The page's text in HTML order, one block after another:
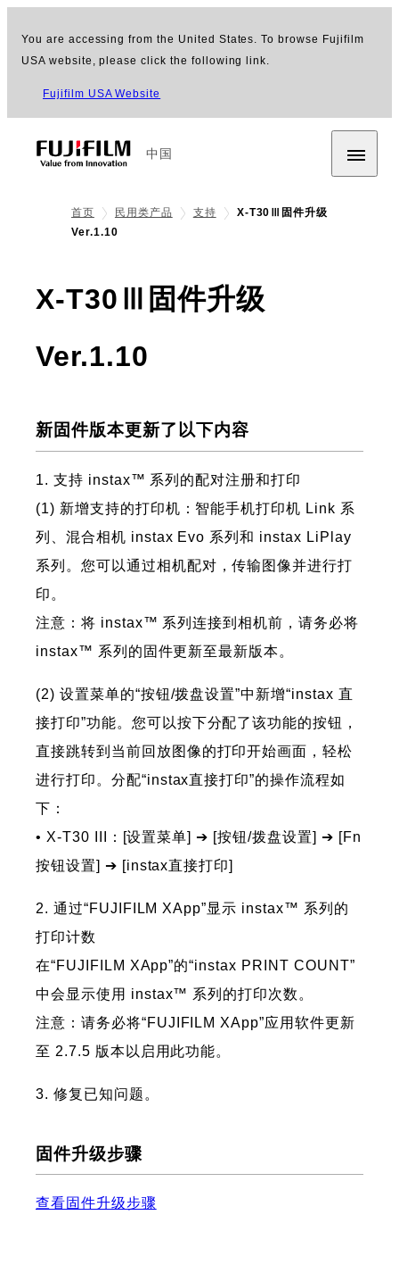
You are accessing from the United States. To browse Fujifilm
USA website, please click the following link.
Fujifilm USA Website
中国
首页 民用类产品 支持
X-T30Ⅲ固件升级
Ver.1.10
X-T30Ⅲ固件升级
Ver.1.10
新固件版本更新了以下内容
1. 支持 instax™ 系列的配对注册和打印
(1) 新增支持的打印机：智能手机打印机 Link 系
列、混合相机 instax Evo 系列和 instax LiPlay
系列。您可以通过相机配对，传输图像并进行打
印。
注意：将 instax™ 系列连接到相机前，请务必将
instax™ 系列的固件更新至最新版本。
(2) 设置菜单的“按钮/拨盘设置”中新增“instax 直
接打印”功能。您可以按下分配了该功能的按钮，
直接跳转到当前回放图像的打印开始画面，轻松
进行打印。分配“instax直接打印”的操作流程如
下：
• X-T30 III：[设置菜单] ➔ [按钮/拨盘设置] ➔ [Fn
按钮设置] ➔ [instax直接打印]
2. 通过“FUJIFILM XApp”显示 instax™ 系列的
打印计数
在“FUJIFILM XApp”的“instax PRINT COUNT”
中会显示使用 instax™ 系列的打印次数。
注意：请务必将“FUJIFILM XApp”应用软件更新
至 2.7.5 版本以启用此功能。
3. 修复已知问题。
固件升级步骤
查看固件升级步骤